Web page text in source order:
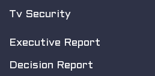
Tv Security
Executive Report
Decision Report